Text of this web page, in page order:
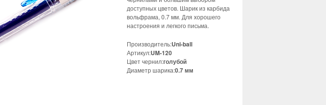
доступных цветов. Шарик из карбида
вольфрама, 0.7 мм. Для хорошего
настроения и легкого письма.
Производитель:Uni-ball
Артикул:UM-120
Цвет чернил:голубой
Диаметр шарика:0.7 мм